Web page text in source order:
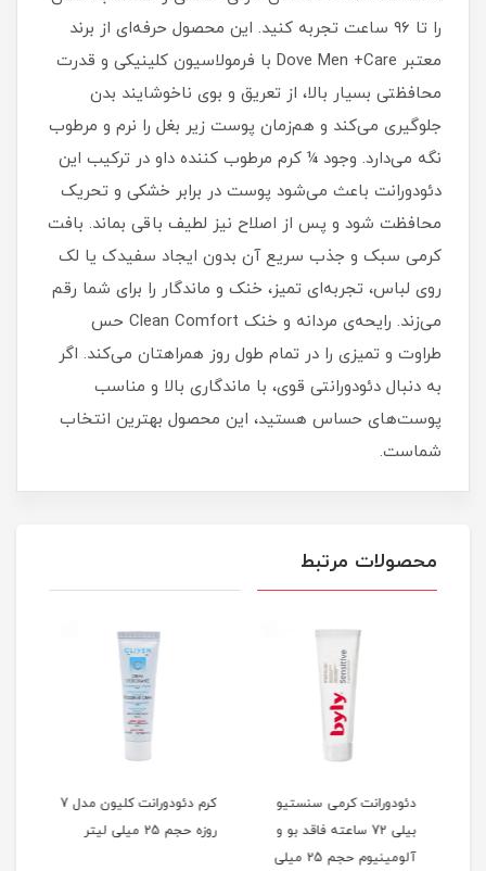
را تا ۹۶ ساعت تجربه کنید. این محصول حرفه‌ای از برند
معتبر Dove Men +Care با فرمولاسیون کلینیکی و قدرت
محافظتی بسیار بالا، از تعریق و بوی ناخوشایند بدن
جلوگیری می‌کند و هم‌زمان پوست زیر بغل را نرم و مرطوب
نگه می‌دارد. وجود ¼ کرم مرطوب‌ کننده داو در ترکیب این
دئودورانت باعث می‌شود پوست در برابر خشکی و تحریک
محافظت شود و پس از اصلاح نیز لطیف باقی بماند. بافت
کرمی سبک و جذب سریع آن بدون ایجاد سفیدک یا لک
روی لباس، تجربه‌ای تمیز، خنک و ماندگار را برای شما رقم
می‌زند. رایحه‌ی مردانه و خنک Clean Comfort حس
طراوت و تمیزی را در تمام طول روز همراهتان می‌کند. اگر
به دنبال دئودورانتی قوی، با ماندگاری بالا و مناسب
پوست‌های حساس هستید، این محصول بهترین انتخاب
شماست.
محصولات مرتبط
دئودورانت کرمی سنستیو
بیلی 72 ساعته فاقد بو و
آلومینیوم حجم 25 میلی
کرم دئودورانت کلیون مدل 7
روزه حجم 25 میلی لیتر